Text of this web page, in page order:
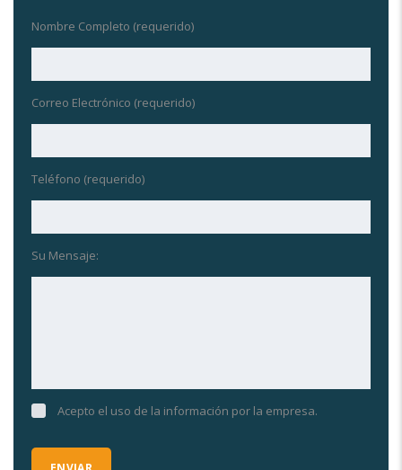
Nombre Completo (requerido)
Correo Electrónico (requerido)
Teléfono (requerido)
Su Mensaje:
Acepto el uso de la información por la empresa.